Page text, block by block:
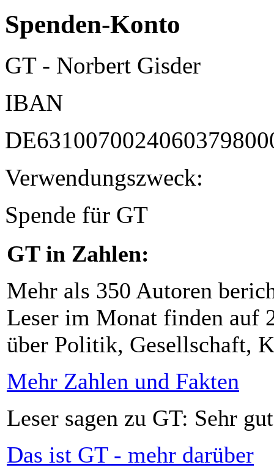
Spenden-Konto
GT - Norbert Gisder
IBAN
Verwendungszweck:
Spende für GT
GT in Zahlen:
Mehr als 350 Autoren
Leser im Monat finden auf
über Politik, Gesellschaft,
Mehr Zahlen und Fakten
Leser sagen zu GT: Sehr
Das ist GT - mehr darüber